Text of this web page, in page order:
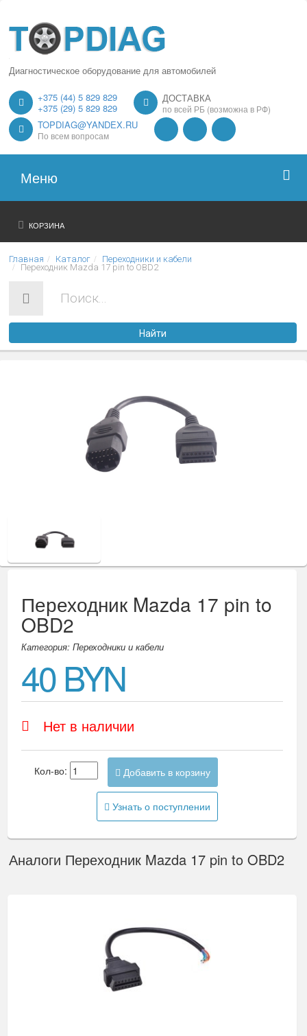
Диагностическое оборудование для автомобилей
+375 (44) 5 829 829
+375 (29) 5 829 829
ДОСТАВКА
по всей РБ (возможна в РФ)
TOPDIAG@YANDEX.RU
По всем вопросам
Меню
Главная
О нас
Оплата
КОРЗИНА
Главная Каталог
Переходники и кабели
Переходник Mazda 17 pin to OBD2
Найти
Переходник Mazda 17 pin to
OBD2
Категория: Переходники и кабели
40 BYN
Нет в наличии
Кол-во: Добавить в корзину
Узнать о поступлении
Аналоги Переходник Mazda 17 pin to OBD2